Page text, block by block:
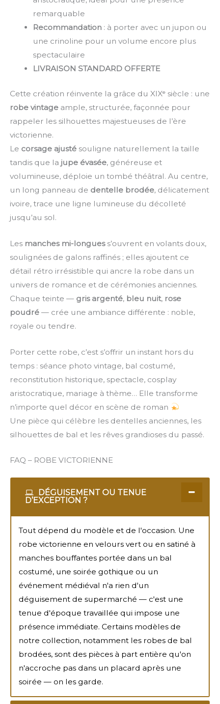
remarquable
Recommandation: à porter avec un jupon ou
une crinoline pour un volume encore plus
spectaculaire
LIVRAISON STANDARD OFFERTE
Cette création réinvente la grâce du XIXᵉ siècle : une
robe vintage ample, structurée, façonnée pour
rappeler les silhouettes majestueuses de l’ère
victorienne.
Le corsage ajusté souligne naturellement la taille
tandis que la jupe évasée, généreuse et
volumineuse, déploie un tombé théâtral. Au centre,
un long panneau de dentelle brodée, délicatement
ivoire, trace une ligne lumineuse du décolleté
jusqu’au sol.
Les manches mi-longuess’ouvrent en volants doux,
soulignées de galons raffinés ; elles ajoutent ce
détail rétro irrésistible qui ancre la robe dans un
univers de romance et de cérémonies anciennes.
Chaque teinte — gris argenté, bleu nuit, rose
poudré — crée une ambiance différente : noble,
royale ou tendre.
Porter cette robe, c’est s’offrir un instant hors du
temps : séance photo vintage, bal costumé,
reconstitution historique, spectacle, cosplay
aristocratique, mariage à thème… Elle transforme
n’importe quel décor en scène de roman
Une pièce qui célèbre les dentelles anciennes, les
silhouettes de bal et les rêves grandioses du passé.
FAQ – ROBE VICTORIENNE
DÉGUISEMENT OU TENUE
D’EXCEPTION ?
Tout dépend du modèle et de l'occasion. Une
robe victorienne en velours vert ou en satiné à
manches bouffantes portée dans un bal
costumé, une soirée gothique ou un
événement médiéval n'a rien d'un
déguisement de supermarché — c'est une
tenue d'époque travaillée qui impose une
présence immédiate. Certains modèles de
notre collection, notamment les robes de bal
brodées, sont des pièces à part entière qu'on
n'accroche pas dans un placard après une
soirée — on les garde.